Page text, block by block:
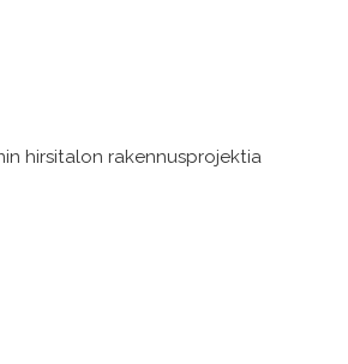
hirsitalon rakennusprojektia